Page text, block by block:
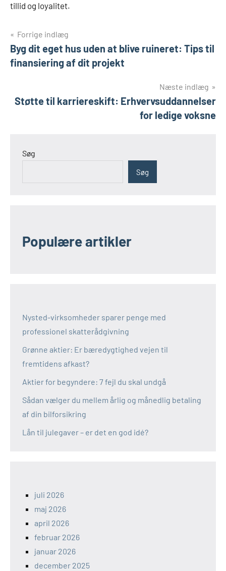
tillid og loyalitet.
Indlægsnavigation
Forrige indlæg
Byg dit eget hus uden at blive ruineret: Tips til
finansiering af dit projekt
Næste indlæg
Støtte til karriereskift: Erhvervsuddannelser
for ledige voksne
Søg
Søg
Populære artikler
Nysted-virksomheder sparer penge med
professionel skatterådgivning
Grønne aktier: Er bæredygtighed vejen til
fremtidens afkast?
Aktier for begyndere: 7 fejl du skal undgå
Sådan vælger du mellem årlig og månedlig betaling
af din bilforsikring
Lån til julegaver – er det en god idé?
juli 2026
maj 2026
april 2026
februar 2026
januar 2026
december 2025